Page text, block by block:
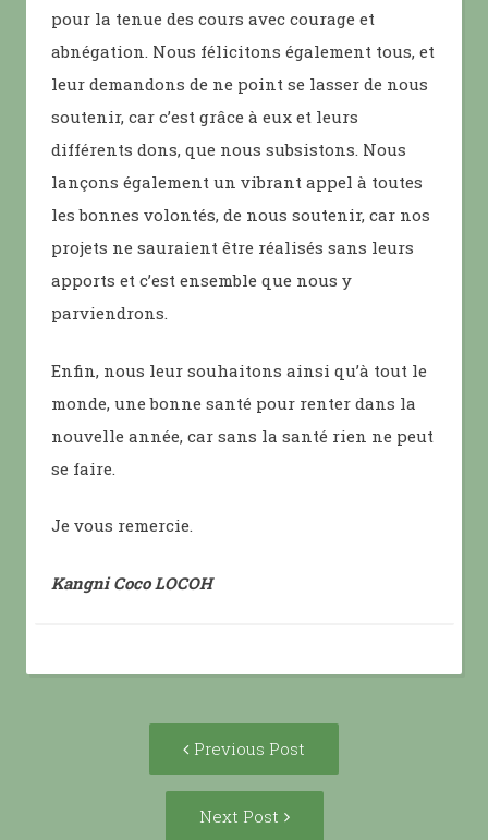
pour la tenue des cours avec courage et
abnégation. Nous félicitons également tous, et
leur demandons de ne point se lasser de nous
soutenir, car c’est grâce à eux et leurs
différents dons, que nous subsistons. Nous
lançons également un vibrant appel à toutes
les bonnes volontés, de nous soutenir, car nos
projets ne sauraient être réalisés sans leurs
apports et c’est ensemble que nous y
parviendrons.
Enfin, nous leur souhaitons ainsi qu’à tout le
monde, une bonne santé pour renter dans la
nouvelle année, car sans la santé rien ne peut
se faire.
Je vous remercie.
Kangni Coco LOCOH
Previous Post
post:
Next Post